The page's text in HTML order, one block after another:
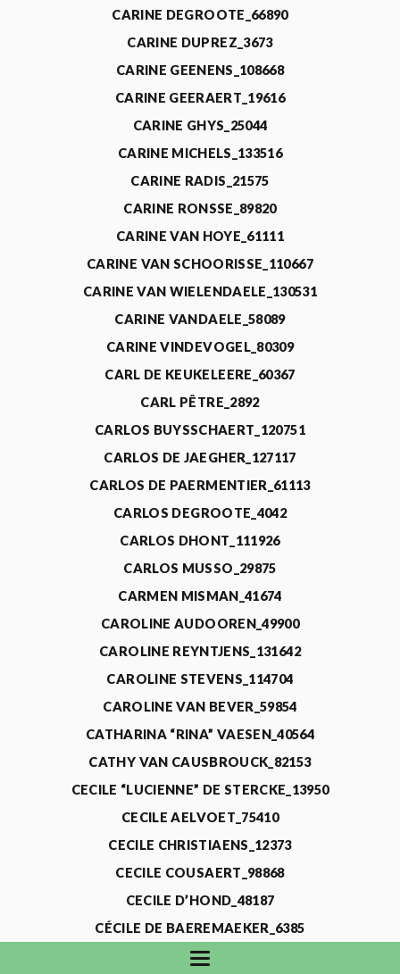
CARINE DEGROOTE_66890
CARINE DUPREZ_3673
CARINE GEENENS_108668
CARINE GEERAERT_19616
CARINE GHYS_25044
CARINE MICHELS_133516
CARINE RADIS_21575
CARINE RONSSE_89820
CARINE VAN HOYE_61111
CARINE VAN SCHOORISSE_110667
CARINE VAN WIELENDAELE_130531
CARINE VANDAELE_58089
CARINE VINDEVOGEL_80309
CARL DE KEUKELEERE_60367
CARL PÊTRE_2892
CARLOS BUYSSCHAERT_120751
CARLOS DE JAEGHER_127117
CARLOS DE PAERMENTIER_61113
CARLOS DEGROOTE_4042
CARLOS DHONT_111926
CARLOS MUSSO_29875
CARMEN MISMAN_41674
CAROLINE AUDOOREN_49900
CAROLINE REYNTJENS_131642
CAROLINE STEVENS_114704
CAROLINE VAN BEVER_59854
CATHARINA “RINA” VAESEN_40564
CATHY VAN CAUSBROUCK_82153
CECILE “LUCIENNE” DE STERCKE_13950
CECILE AELVOET_75410
CECILE CHRISTIAENS_12373
CECILE COUSAERT_98868
CECILE D’HOND_48187
CÉCILE DE BAEREMAEKER_6385
CECILE DE WAELE_4731